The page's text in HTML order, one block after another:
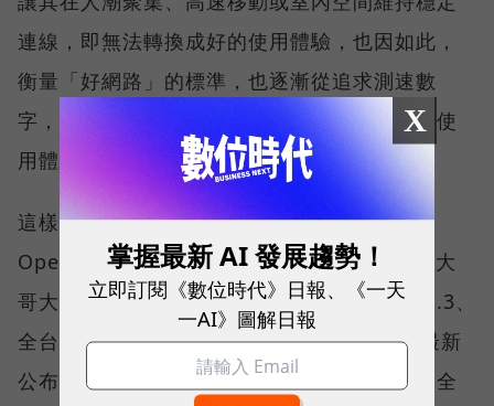
連線，即無法轉換成好的使用體驗，也因如此，
衡量「好網路」的標準，也逐漸從追求測速數
字，轉向任何時間、任何地點都能穩定連線的使
用體驗。
這樣的轉變，也反映在國際權威網路分析機構
Opensignal 公布的評比結果。今年初，台灣大
哥大不僅率先奪下「 4G／5G 在線率全球 No.3、
全台 No.1 」國際級榮譽，在 Opensignal 最新
公布的台灣行動網路體驗報告中，更一舉斬獲全
X
掌握最新 AI 發展趨勢！
立即訂閱《數位時代》日報、《一天
一AI》圖解日報